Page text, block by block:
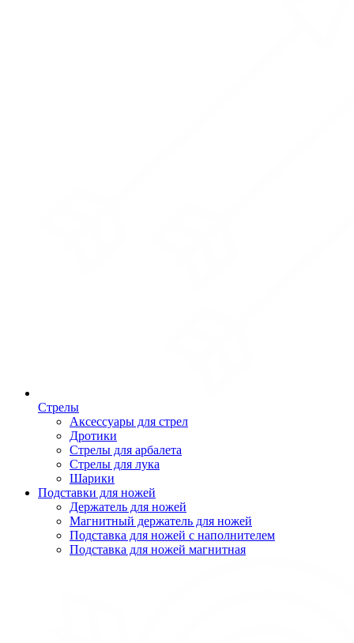
Стрелы
Аксессуары для стрел
Дротики
Стрелы для арбалета
Стрелы для лука
Шарики
Подставки для ножей
Держатель для ножей
Магнитный держатель для ножей
Подставка для ножей с наполнителем
Подставка для ножей магнитная